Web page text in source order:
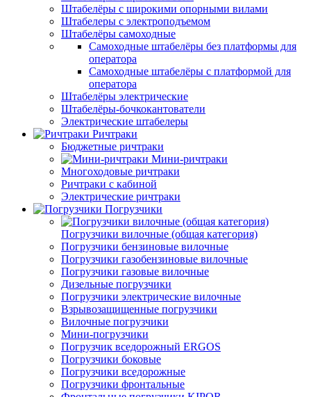
Штабелёры с широкими опорными вилами
Штабелеры с электроподъемом
Штабелёры самоходные
Самоходные штабелёры без платформы для
оператора
Самоходные штабелёры с платформой для
оператора
Штабелёры электрические
Штабелёры-бочкокантователи
Электрические штабелеры
Ричтраки
Бюджетные ричтраки
Мини-ричтраки
Многоходовые ричтраки
Ричтраки с кабиной
Электрические ричтраки
Погрузчики
Погрузчики вилочные (общая категория)
Погрузчики бензиновые вилочные
Погрузчики газобензиновые вилочные
Погрузчики газовые вилочные
Дизельные погрузчики
Погрузчики электрические вилочные
Взрывозащищенные погрузчики
Вилочные погрузчики
Мини-погрузчики
Погрузчик вседорожный ERGOS
Погрузчики боковые
Погрузчики вседорожные
Погрузчики фронтальные